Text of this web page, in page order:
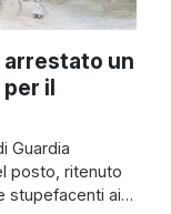
arrestato un
il
Guardia
posto, ritenuto
stupefacenti ai